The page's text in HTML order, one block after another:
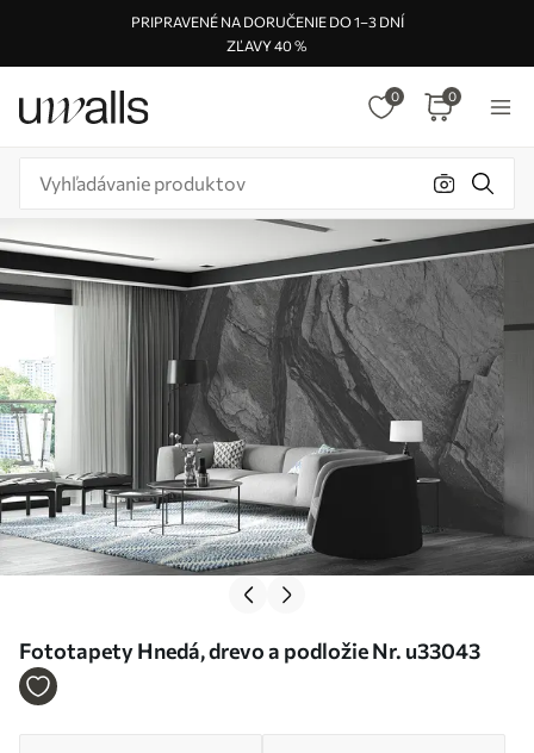
PRIPRAVENÉ NA DORUČENIE DO 1–3 DNÍ
ZĽAVY 40 %
0 0
Fototapety Hnedá, drevo a podložie Nr. u33043